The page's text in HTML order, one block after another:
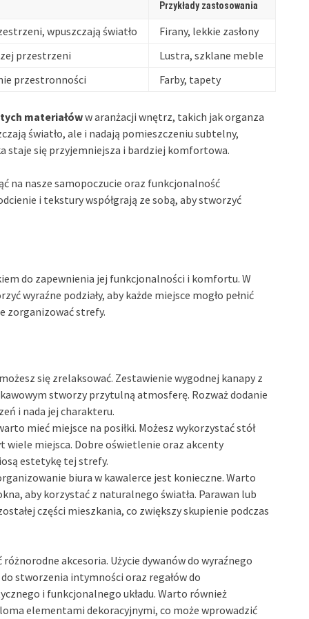
Przykłady zastosowania
wpuszczają światło
Firany, lekkie zasłony
przestrzeni
Lustra, szklane meble
przestronności
Farby, tapety
materiałóww aranżacji wnętrz, takich jak organza
światło, ale i nadają pomieszczeniu subtelny,
staje się przyjemniejsza i bardziej komfortowa.
na nasze samopoczucie oraz funkcjonalność
i tekstury współgrają ze sobą, aby stworzyć
do zapewnienia jej funkcjonalności i komfortu. W
wyraźne podziały, aby każde miejsce mogło pełnić
zorganizować strefy.
się zrelaksować. Zestawienie wygodnej kanapy z
stworzy przytulną atmosferę. Rozważ dodanie
i nada jej charakteru.
mieć miejsce na posiłki. Możesz wykorzystać stół
wiele miejsca. Dobre oświetlenie oraz akcenty
estetykę tej strefy.
biura w kawalerce jest konieczne. Warto
aby korzystać z naturalnego światła. Parawan lub
części mieszkania, co zwiększy skupienie podczas
akcesoria. Użycie dywanów do wyraźnego
stworzenia intymności oraz regałów do
i funkcjonalnego układu. Warto również
elementami dekoracyjnymi, co może wprowadzić